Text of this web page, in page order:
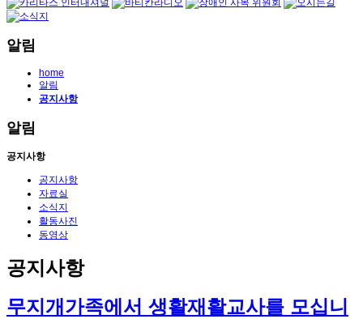
알림
home
알림
공지사항
알림
공지사항
공지사항
자료실
소식지
활동사진
동영상
공지사항
무지개가족에서 생활재활교사를 모십니